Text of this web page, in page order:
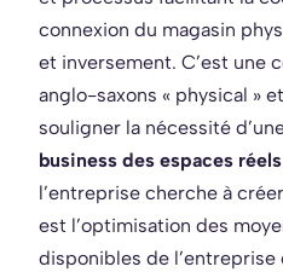
connexion du magasin
et inversement. C’est une
anglo-saxons « physical »
souligner la nécessité
business des espaces
l’entreprise cherche à
est l’optimisation des
disponibles de